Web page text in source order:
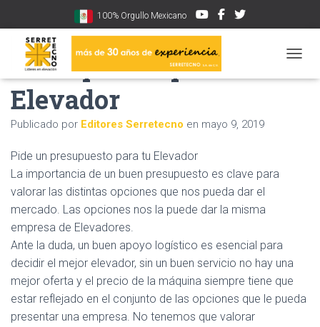
100% Orgullo Mexicano
Presupuesto para tu
Elevador
Publicado por Editores Serretecno en mayo 9, 2019
Pide un presupuesto para tu Elevador
La importancia de un buen presupuesto es clave para
valorar las distintas opciones que nos pueda dar el
mercado. Las opciones nos la puede dar la misma
empresa de Elevadores.
Ante la duda, un buen apoyo logístico es esencial para
decidir el mejor elevador, sin un buen servicio no hay una
mejor oferta y el precio de la máquina siempre tiene que
estar reflejado en el conjunto de las opciones que le pueda
presentar una empresa. No tenemos que valorar